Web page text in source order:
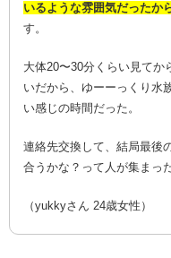
いるような雰囲気だったか
す。
大体20〜30分くらい見てか
いだから、ゆーーっくり水
い感じの時間だった。
連絡先交換して、結局最後
合うかな？って人が集まっ
（yukkyさん 24歳女性）